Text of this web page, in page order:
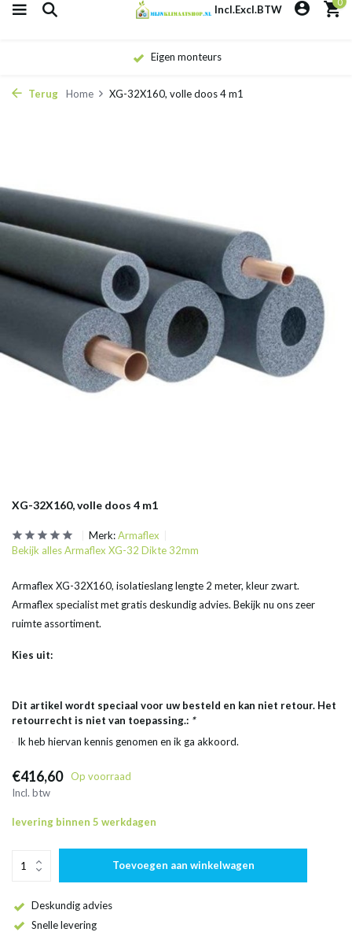
Incl.Excl.BTW
Eigen monteurs
Terug Home XG-32X160, volle doos 4 m1
XG-32X160, volle doos 4 m1
Merk:Armaflex
Bekijk alles Armaflex XG-32 Dikte 32mm
Armaflex XG-32X160, isolatieslang lengte 2 meter, kleur zwart.
Armaflex specialist met gratis deskundig advies. Bekijk nu ons zeer
ruimte assortiment.
Kies uit:
Dit artikel wordt speciaal voor uw besteld en kan niet retour. Het
retourrecht is niet van toepassing.: *
Ik heb hiervan kennis genomen en ik ga akkoord.
€416,60
Op voorraad
Incl. btw
levering binnen 5 werkdagen
Toevoegen aan winkelwagen
Deskundig advies
Snelle levering